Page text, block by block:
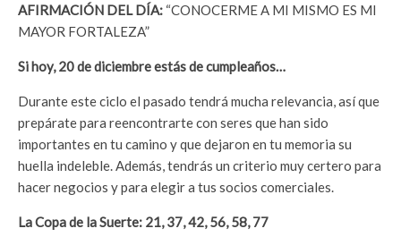
AFIRMACIÓN DEL DÍA: “CONOCERME A MI MISMO ES MI
MAYOR FORTALEZA”
Si hoy, 20 de diciembre estás de cumpleaños…
Durante este ciclo el pasado tendrá mucha relevancia, así que
prepárate para reencontrarte con seres que han sido
importantes en tu camino y que dejaron en tu memoria su
huella indeleble. Además, tendrás un criterio muy certero para
hacer negocios y para elegir a tus socios comerciales.
La Copa de la Suerte: 21, 37, 42, 56, 58, 77